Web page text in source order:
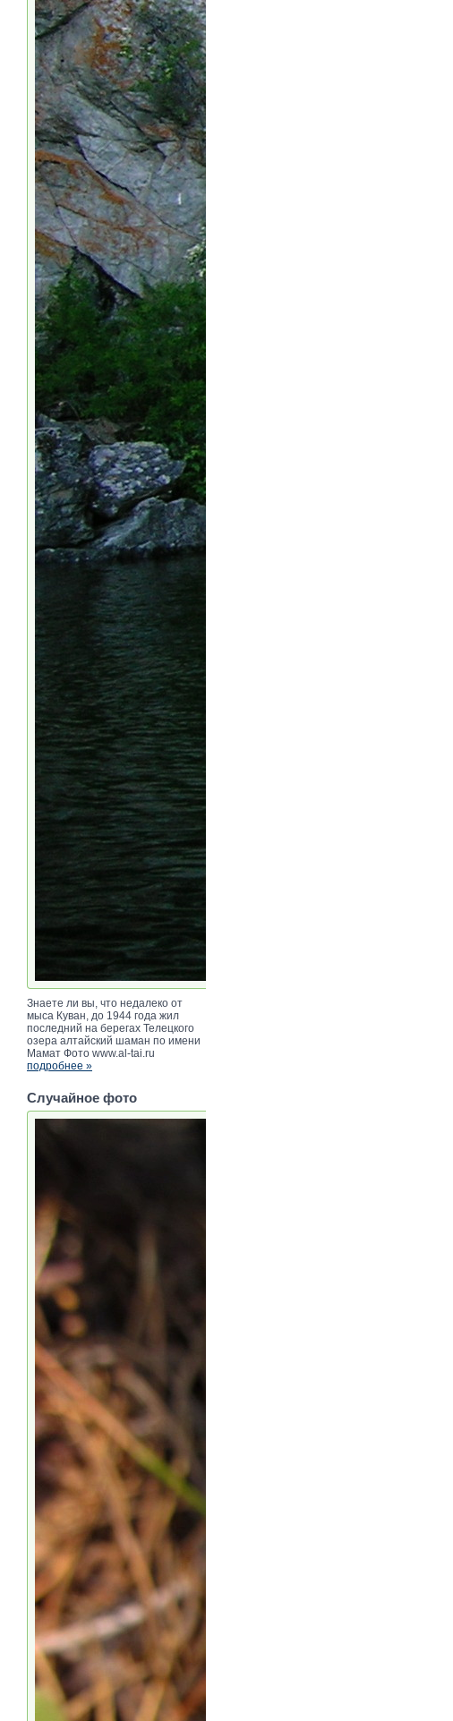
Знаете ли вы, что недалеко от
мыса Куван, до 1944 года жил
последний на берегах Телецкого
озера алтайский шаман по имени
Мамат Фото www.al-tai.ru
подробнее »
Случайное фото